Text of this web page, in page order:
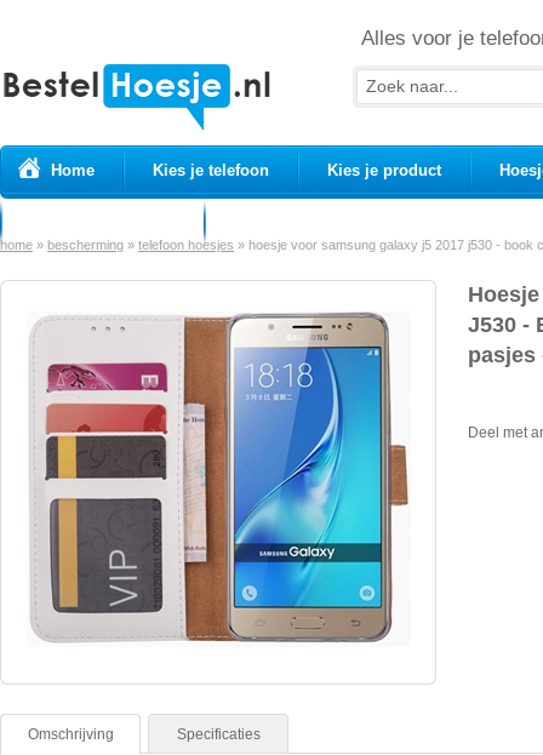
Alles voor je
Home Kies je telefoon Kies je product
home » bescherming » telefoon hoesjes » hoesje voor samsung galaxy j5 2017 j530 - book
J530 -
pasjes
Deel met
Omschrijving Specificaties